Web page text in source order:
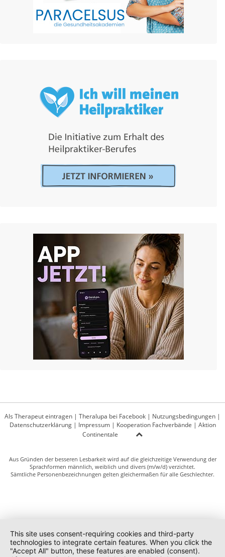
Als Therapeut eintragen | Theralupa bei Facebook | Nutzungsbedingungen |
Datenschutzerklärung| Impressum| Kooperation Fachverbände | Aktion
Continentale
Aus Gründen der besseren Lesbarkeit wird auf die gleichzeitige Verwendung der
Sprachformen männlich, weiblich und divers (m/w/d) verzichtet.
Sämtliche Personenbezeichnungen gelten gleichermaßen für alle Geschlechter.
This site uses consent-requiring cookies and third-party
technologies to integrate certain features. When you click the
"Accept All" button, these features are enabled (consent).